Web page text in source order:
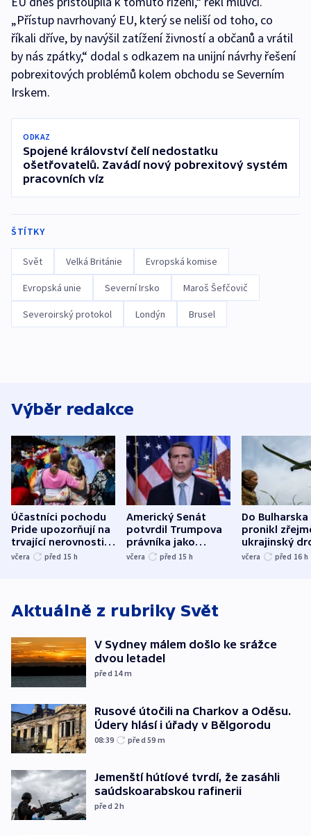
„Přístup navrhovaný EU, který se neliší od toho, co
říkali dříve, by navýšil zatížení živností a občanů a vrátil
by nás zpátky,“ dodal s odkazem na unijní návrhy řešení
pobrexitových problémů kolem obchodu se Severním
Irskem.
ODKAZ
Spojené království čelí nedostatku
ošetřovatelů. Zavádí nový pobrexitový systém
pracovních víz
ŠTÍTKY
Svět Velká Británie Evropská komise
Evropská unie Severní Irsko Maroš Šefčovič
Severoirský protokol Londýn Brusel
Výběr redakce
Účastníci pochodu
Pride upozorňují na
trvající nerovnosti i
společenskou
včera před 15 h
Americký Senát
potvrdil Trumpova
právníka jako
ministra
včera před 15 h
Do Bulharska
pronikl
ukrajinský
explodoval
včera před 16 h
Aktuálně z rubriky Svět
V Sydney málem došlo ke srážce
dvou letadel
před 14m
Rusové útočili na Charkov a Oděsu.
Údery hlásí i úřady v Bělgorodu
08:39 před 59 m
Jemenští hútíové tvrdí, že zasáhli
saúdskoarabskou rafinerii
před 2h